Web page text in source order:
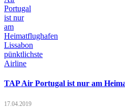
TAP Air Portugal ist nur am
17.04.2019